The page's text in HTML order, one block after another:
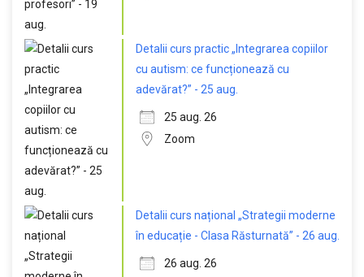
Detalii curs practic „Integrarea copiilor
cu autism: ce funcționează cu
adevărat?” - 25 aug.
25 aug. 26
Zoom
Detalii curs național „Strategii moderne
în educație - Clasa Răsturnată” - 26 aug.
26 aug. 26